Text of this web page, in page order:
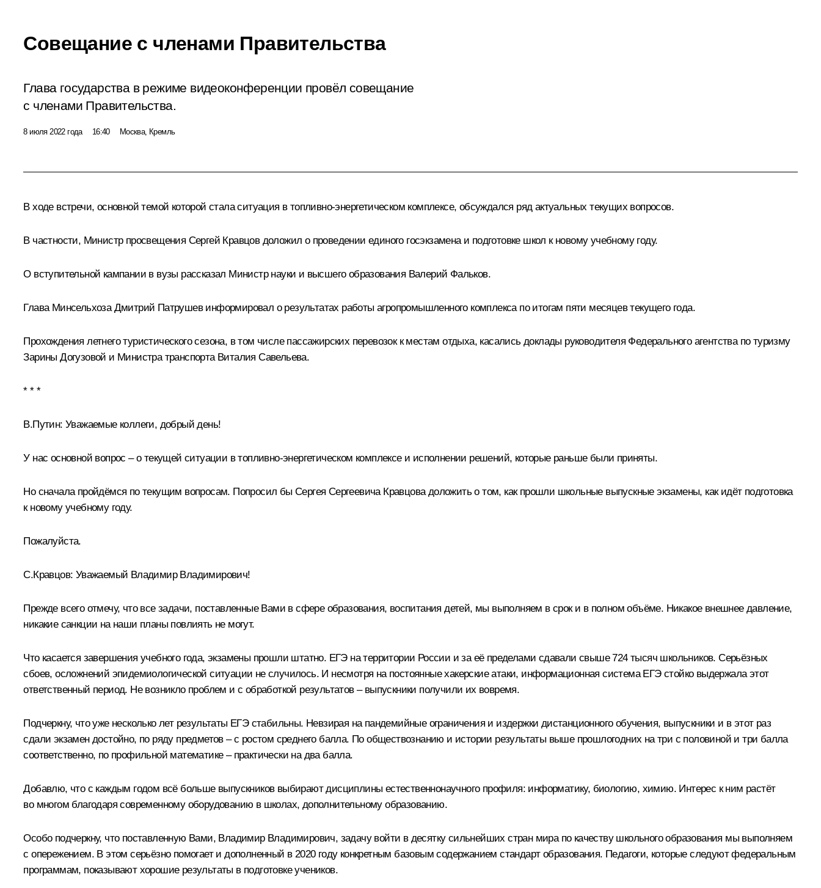
Совещание с членами Правительства
Глава государства в режиме видеоконференции провёл совещание
с членами Правительства.
8 июля 2022 года 16:40 Москва, Кремль
В ходе встречи, основной темой которой стала ситуация в топливно-энергетическом комплексе, обсуждался ряд актуальных текущих вопросов.
В частности, Министр просвещения Сергей Кравцовдоложил о проведении единого госэкзамена и подготовке школ к новому учебному году.
О вступительной кампании в вузы рассказал Министр науки и высшего образования Валерий Фальков.
Глава Минсельхоза Дмитрий Патрушевинформировал о результатах работы агропромышленного комплекса по итогам пяти месяцев текущего года.
Прохождения летнего туристического сезона, в том числе пассажирских перевозок к местам отдыха, касались доклады руководителя Федерального агентства по туризму
Зарины Догузовой и Министра транспорта Виталия Савельева.
* * *
В.Путин: Уважаемые коллеги, добрый день!
У нас основной вопрос – о текущей ситуации в топливно-энергетическом комплексе и исполнении решений, которые раньше были приняты.
Но сначала пройдёмся по текущим вопросам. Попросил бы Сергея Сергеевича Кравцова доложить о том, как прошли школьные выпускные экзамены, как идёт подготовка
к новому учебному году.
Пожалуйста.
С.Кравцов: Уважаемый Владимир Владимирович!
Прежде всего отмечу, что все задачи, поставленные Вами в сфере образования, воспитания детей, мы выполняем в срок и в полном объёме. Никакое внешнее давление,
никакие санкции на наши планы повлиять не могут.
Что касается завершения учебного года, экзамены прошли штатно. ЕГЭ на территории России и за её пределами сдавали свыше 724 тысяч школьников. Серьёзных
сбоев, осложнений эпидемиологической ситуации не случилось. И несмотря на постоянные хакерские атаки, информационная система ЕГЭ стойко выдержала этот
ответственный период. Не возникло проблем и с обработкой результатов – выпускники получили их вовремя.
Подчеркну, что уже несколько лет результаты ЕГЭ стабильны. Невзирая на пандемийные ограничения и издержки дистанционного обучения, выпускники и в этот раз
сдали экзамен достойно, по ряду предметов – с ростом среднего балла. По обществознанию и истории результаты выше прошлогодних на три с половиной и три балла
соответственно, по профильной математике – практически на два балла.
Добавлю, что с каждым годом всё больше выпускников выбирают дисциплины естественнонаучного профиля: информатику, биологию, химию. Интерес к ним растёт
во многом благодаря современному оборудованию в школах, дополнительному образованию.
Особо подчеркну, что поставленную Вами, Владимир Владимирович, задачу войти в десятку сильнейших стран мира по качеству школьного образования мы выполняем
с опережением. В этом серьёзно помогает и дополненный в 2020 году конкретным базовым содержанием стандарт образования. Педагоги, которые следуют федеральным
программам, показывают хорошие результаты в подготовке учеников.